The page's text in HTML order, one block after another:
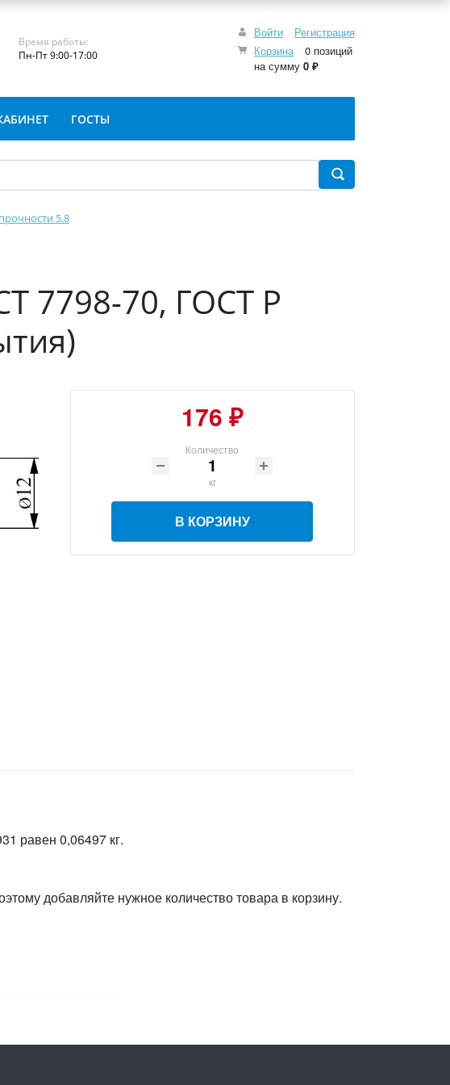
Войти
Регистрация
Корзина
0 позиций
на сумму 0 ₽
Время работы:
Пн-Пт 9:00-17:00
ГОСТЫ
5.8
7798-70, ГОСТ Р
176 ₽
Количество
кг
В КОРЗИНУ
равен 0,06497 кг.
добавляйте нужное количество товара в корзину.